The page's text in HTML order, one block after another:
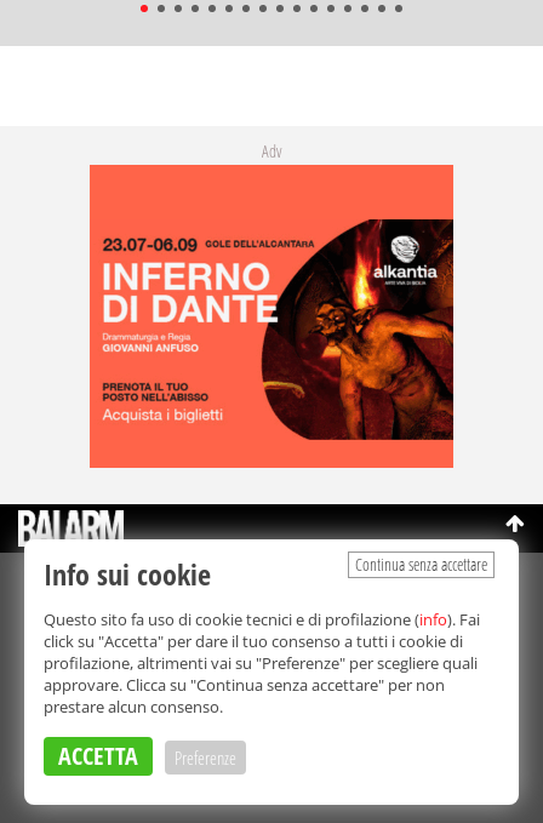
Adv
©Copyright 2003-2026
Bmedia Srl- P.IVA 07064240828
La riproduzione totale o parziale di tutti i contenuti, in qualunque
forma, su qualsiasi supporto è proibita.
Balarm.it è una testata giornalistica registrata. Autorizzazione del
Tribunale di Palermo n° 32 del 21/10/2003
Direttore responsabile:
Continua senza accettare
Info sui cookie
Questo sito fa uso di cookie tecnici e di profilazione (info). Fai
click su "Accetta" per dare il tuo consenso a tutti i cookie di
profilazione, altrimenti vai su "Preferenze" per scegliere quali
approvare. Clicca su "Continua senza accettare" per non
prestare alcun consenso.
ACCETTA Preferenze